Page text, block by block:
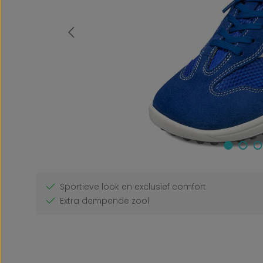
Sportieve look en exclusief comfort
Extra dempende zool